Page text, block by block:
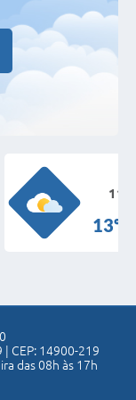
11
13º
| CEP: 14900-219
das 08h às 17h